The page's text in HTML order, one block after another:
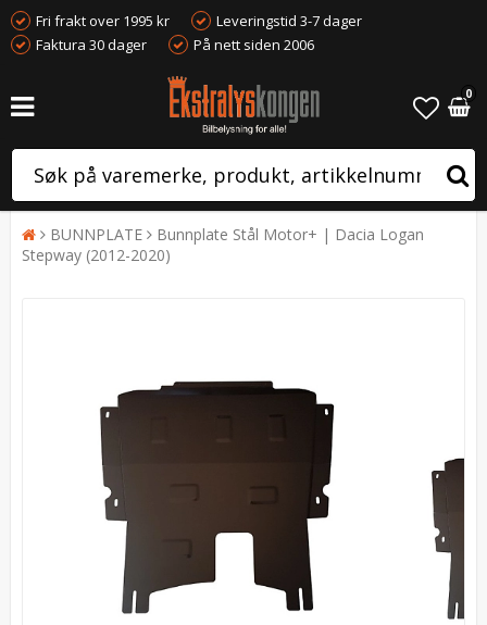
Fri frakt over 1995 kr
Leveringstid 3-7 dager
Faktura 30 dager
På nett siden 2006
0
BUNNPLATE
Bunnplate Stål Motor+ | Dacia Logan
Stepway (2012-2020)